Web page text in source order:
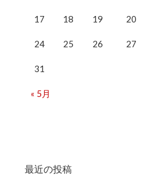
« 5月
17 18 19 20
24 25 26 27
31
最近の投稿